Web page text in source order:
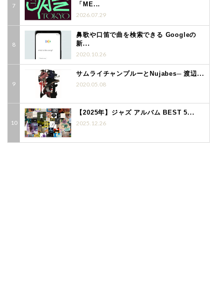
「ME...
2026.07.29
鼻歌や口笛で曲を検索できる Googleの
新...
2020.10.26
サムライチャンプルーとNujabes─ 渡辺...
2020.05.08
【2025年】ジャズ アルバム BEST 5...
2025.12.26